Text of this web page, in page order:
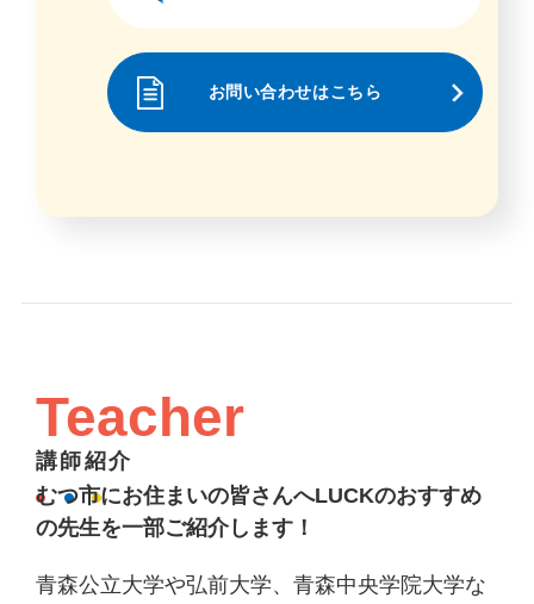
お問い合わせはこちら
Teacher
講師紹介
むつ市にお住まいの皆さんへLUCKのおすすめ
の先生を一部ご紹介します！
青森公立大学や弘前大学、青森中央学院大学な